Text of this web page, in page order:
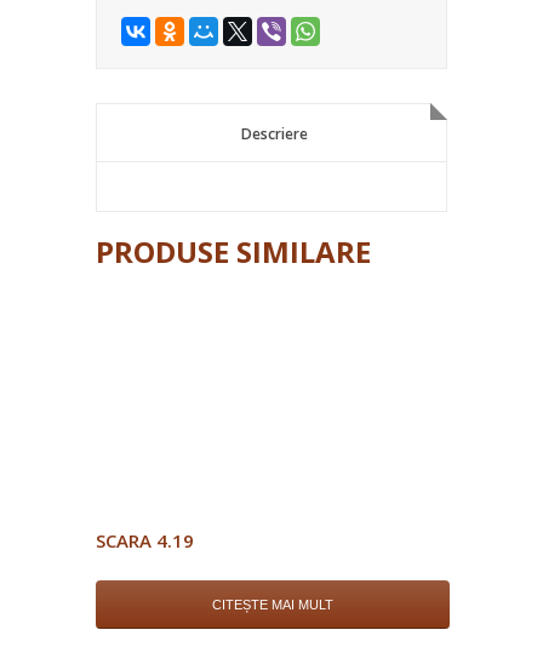
Descriere
Descriere
PRODUSE SIMILARE
SCARA 4.19
CITEȘTE MAI MULT